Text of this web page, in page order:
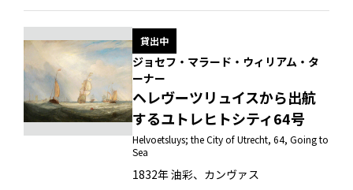
貸出中
ジョセフ・マラード・ウィリアム・タ
ーナー
ヘレヴーツリュイスから出航
するユトレヒトシティ64号
Helvoetsluys; the City of Utrecht, 64, Going to
Sea
1832年 油彩、カンヴァス